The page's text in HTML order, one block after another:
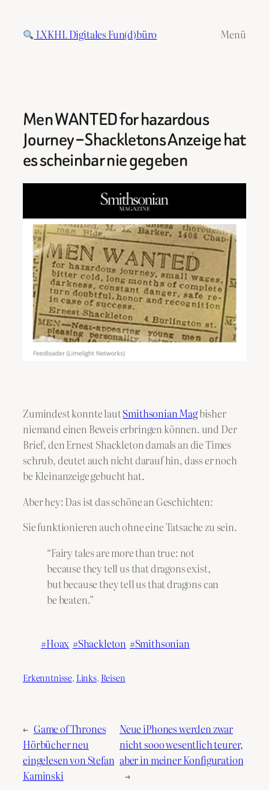
Inhalt
springen
LXKHL Digitales Fun(d)büro Menü
Men WANTED for hazardous
Journey – Shackletons Anzeige hat
es scheinbar nie gegeben
Zumindest konnte lautSmithsonian Magbisher
niemand einen Beweis erbringen können. und Der
Brief, den Ernest Shackleton damals an die Times
schrub, deutet auch nicht darauf hin, dass er noch
be Kleinanzeige gebucht hat.
Aber hey: Das ist das schöne an Geschichten:
Sie funktionieren auch ohne eine Tatsache zu sein.
“Fairy tales are more than true: not
because they tell us that dragons exist,
but because they tell us that dragons can
be beaten.”
Hoax Shackleton Smithsonian
Erkenntnisse, Links, Reisen
← Game of Thrones
Hörbücher neu
eingelesen von Stefan
Kaminski
Neue iPhones werden zwar
nicht sooo wesentlich teurer,
aber in meiner Konfiguration
→